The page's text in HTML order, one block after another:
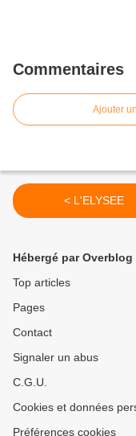
Commentaires
Ajouter
< L'ELYSEE
Hébergé par Overblog
Top articles
Pages
Contact
Signaler un abus
C.G.U.
Cookies et données
Préférences cookies